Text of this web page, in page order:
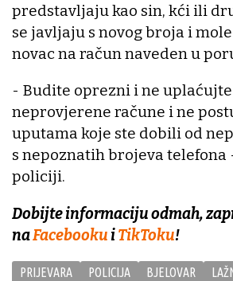
predstavljaju kao sin, kći ili
se javljaju s novog broja i
novac na račun naveden u
- Budite oprezni i ne uplaćujte
neprovjerene račune i ne
uputama koje ste dobili od
s nepoznatih brojeva
policiji.
Dobijte informaciju odmah,
naFacebookuiTikToku!
PRIJEVARA POLICIJA BJELOVAR